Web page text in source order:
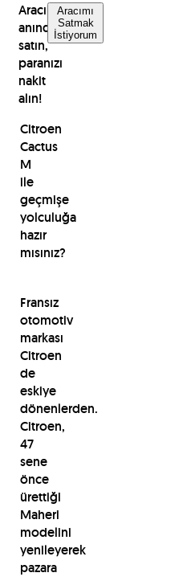
Aracınızı
anında
satın,
paranızı
nakit
alın!
Aracımı
Satmak
İstiyorum
Citroen
Cactus
M
ile
geçmişe
yolculuğa
hazır
mısınız?
Fransız
otomotiv
markası
Citroen
de
eskiye
dönenlerden.
Citroen,
47
sene
önce
ürettiği
Maheri
modelini
yenileyerek
pazara